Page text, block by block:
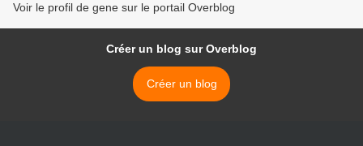
Voir le profil de gene sur le portail Overblog
Créer un blog sur Overblog
Créer un blog